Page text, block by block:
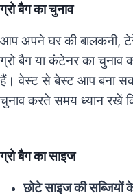
ग्रो बैग का चुनाव
आप अपने घर की बालकनी,
ग्रो बैग या कंटेनर का चुनाव
हैं। वेस्ट से बेस्ट आप बना
चुनाव करते समय ध्यान रखें
ग्रो बैग का साइज
छोटे साइज की